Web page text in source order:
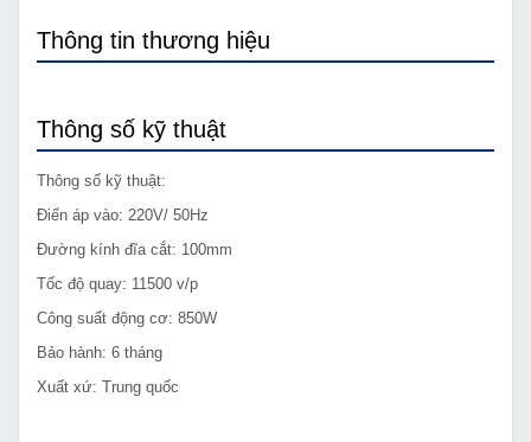
Thông tin thương hiệu
Thông số kỹ thuật
Thông số kỹ thuật:
Điến áp vào: 220V/ 50Hz
Đường kính đĩa cắt: 100mm
Tốc độ quay: 11500 v/p
Công suất động cơ: 850W
Bảo hành: 6 tháng
Xuất xứ: Trung quốc